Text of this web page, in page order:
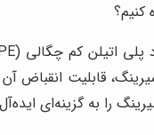
کنیم؟
قابلیت
را به گزینه‌ای